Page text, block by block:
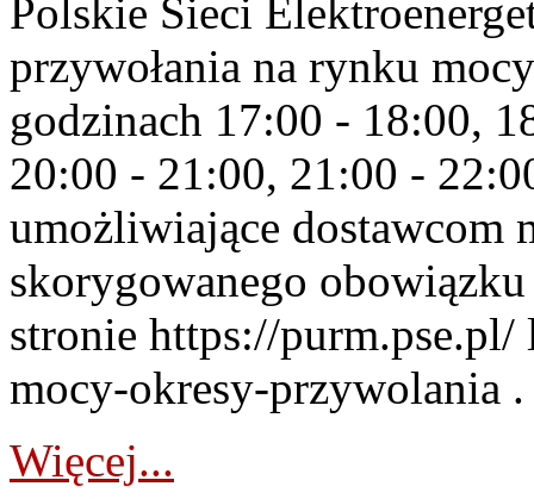
Polskie Sieci
przywołania na rynku
godzinach 17:00 - 18:00,
20:00 - 21:00, 21:00 -
umożliwiające dostawcom
skorygowanego
stronie https://
mocy-okresy-przywolania
Więcej...